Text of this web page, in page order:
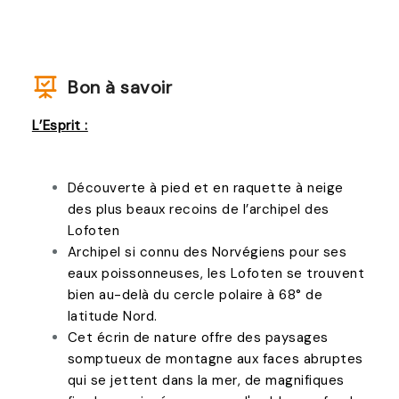
Bon à savoir
L’Esprit :
Découverte à pied et en raquette à neige
des plus beaux recoins de l’archipel des
Lofoten
Archipel si connu des Norvégiens pour ses
eaux poissonneuses, les Lofoten se trouvent
bien au-delà du cercle polaire à 68° de
latitude Nord.
Cet écrin de nature offre des paysages
somptueux de montagne aux faces abruptes
qui se jettent dans la mer, de magnifiques